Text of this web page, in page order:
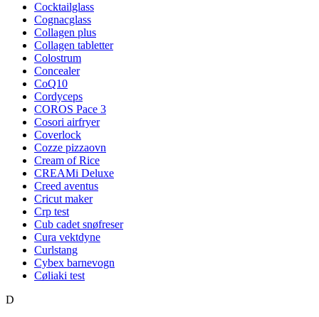
Cocktailglass
Cognacglass
Collagen plus
Collagen tabletter
Colostrum
Concealer
CoQ10
Cordyceps
COROS Pace 3
Cosori airfryer
Coverlock
Cozze pizzaovn
Cream of Rice
CREAMi Deluxe
Creed aventus
Cricut maker
Crp test
Cub cadet snøfreser
Cura vektdyne
Curlstang
Cybex barnevogn
Cøliaki test
D